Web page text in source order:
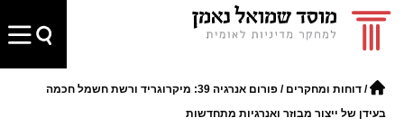
/ דוחות ומחקרים /
פורום אנרגיה 39: מיקרוגריד ורשת חשמל חכמה
בעידן של ייצור מבוזר ואנרגיות מתחדשות